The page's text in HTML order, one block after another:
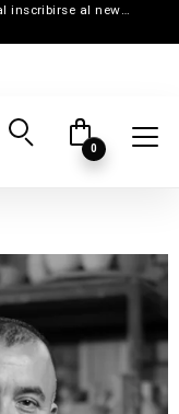
15% de descuento en la primera compra al inscribirse al newsletter
0